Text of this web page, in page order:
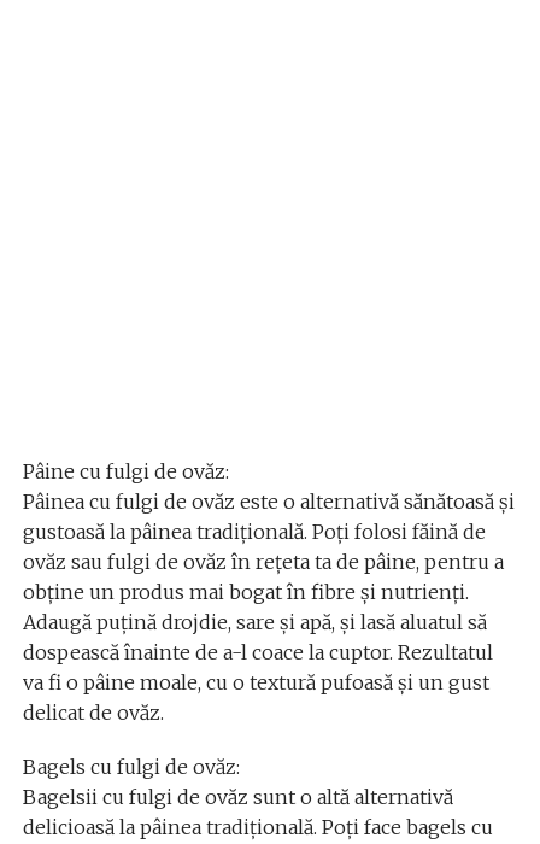
Pâine cu fulgi de ovăz:
Pâinea cu fulgi de ovăz este o alternativă sănătoasă și
gustoasă la pâinea tradițională. Poți folosi făină de
ovăz sau fulgi de ovăz în rețeta ta de pâine, pentru a
obține un produs mai bogat în fibre și nutrienți.
Adaugă puțină drojdie, sare și apă, și lasă aluatul să
dospească înainte de a-l coace la cuptor. Rezultatul
va fi o pâine moale, cu o textură pufoasă și un gust
delicat de ovăz.
Bagels cu fulgi de ovăz:
Bagelsii cu fulgi de ovăz sunt o altă alternativă
delicioasă la pâinea tradițională. Poți face bagels cu